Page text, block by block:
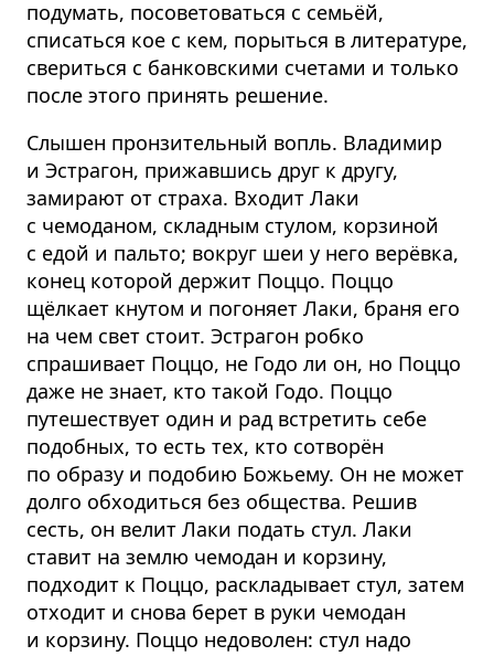
подумать, посоветоваться с семьёй,
списаться кое с кем, порыться в литературе,
свериться с банковскими счетами и только
после этого принять решение.
Слышен пронзительный вопль. Владимир
и Эстрагон, прижавшись друг к другу,
замирают от страха. Входит Лаки
с чемоданом, складным стулом, корзиной
с едой и пальто; вокруг шеи у него верёвка,
конец которой держит Поццо. Поццо
щёлкает кнутом и погоняет Лаки, браня его
на чем свет стоит. Эстрагон робко
спрашивает Поццо, не Годо ли он, но Поццо
даже не знает, кто такой Годо. Поццо
путешествует один и рад встретить себе
подобных, то есть тех, кто сотворён
по образу и подобию Божьему. Он не может
долго обходиться без общества. Решив
сесть, он велит Лаки подать стул. Лаки
ставит на землю чемодан и корзину,
подходит к Поццо, раскладывает стул, затем
отходит и снова берет в руки чемодан
и корзину. Поццо недоволен: стул надо